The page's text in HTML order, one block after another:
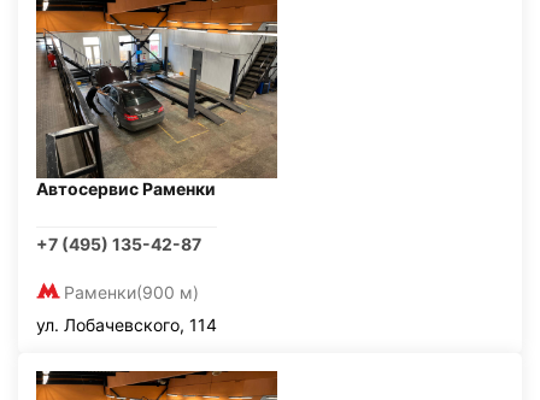
Автосервис Раменки
+7 (495) 135-42-87
Раменки(900 м)
ул. Лобачевского, 114